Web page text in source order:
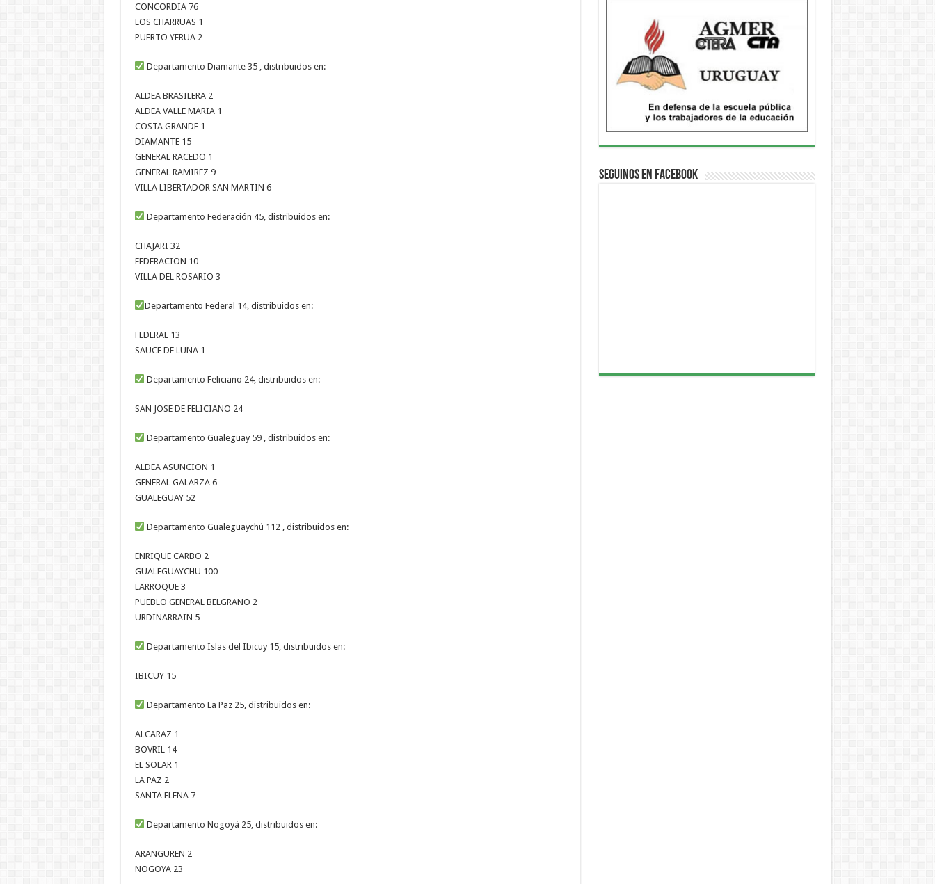
CONCORDIA 76
LOS CHARRUAS 1
PUERTO YERUA 2
Departamento Diamante 35 , distribuidos en:
ALDEA BRASILERA 2
ALDEA VALLE MARIA 1
COSTA GRANDE 1
DIAMANTE 15
GENERAL RACEDO 1
GENERAL RAMIREZ 9
VILLA LIBERTADOR SAN MARTIN 6
Departamento Federación 45, distribuidos en:
CHAJARI 32
FEDERACION 10
VILLA DEL ROSARIO 3
Departamento Federal 14, distribuidos en:
FEDERAL 13
SAUCE DE LUNA 1
Departamento Feliciano 24, distribuidos en:
SAN JOSE DE FELICIANO 24
Departamento Gualeguay 59 , distribuidos en:
ALDEA ASUNCION 1
GENERAL GALARZA 6
GUALEGUAY 52
Departamento Gualeguaychú 112 , distribuidos en:
ENRIQUE CARBO 2
GUALEGUAYCHU 100
LARROQUE 3
PUEBLO GENERAL BELGRANO 2
URDINARRAIN 5
Departamento Islas del Ibicuy 15, distribuidos en:
IBICUY 15
Departamento La Paz 25, distribuidos en:
ALCARAZ 1
BOVRIL 14
EL SOLAR 1
LA PAZ 2
SANTA ELENA 7
Departamento Nogoyá 25, distribuidos en:
ARANGUREN 2
NOGOYA 23
Seguinos en Facebook